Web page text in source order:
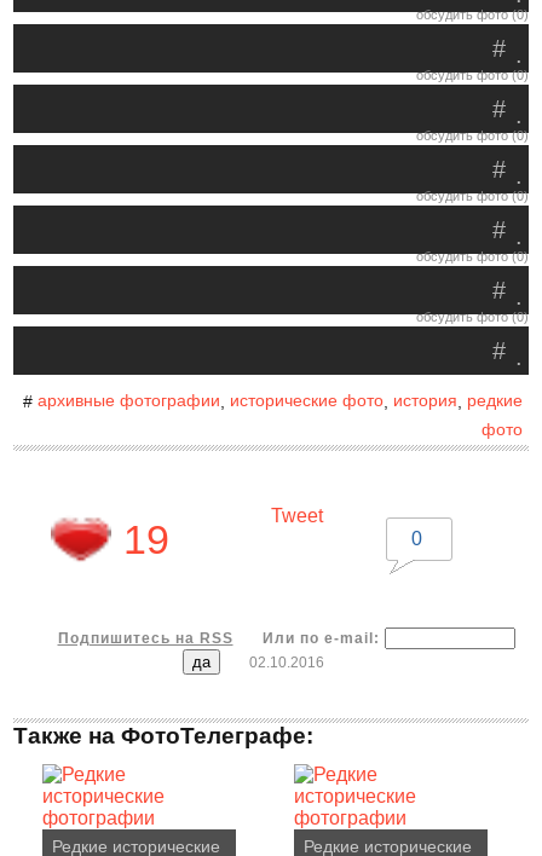
обсудить фото (0)
.
#
обсудить фото (0)
.
#
обсудить фото (0)
.
#
обсудить фото (0)
.
#
обсудить фото (0)
.
#
обсудить фото (0)
.
#
# архивные фотографии исторические фото, история
редкие
фото
19
Tweet
0
Подпишитесь на RSS
Или по e-mail:
02.10.2016
Также на ФотоТелеграфе:
Редкие исторические
Редкие исторические